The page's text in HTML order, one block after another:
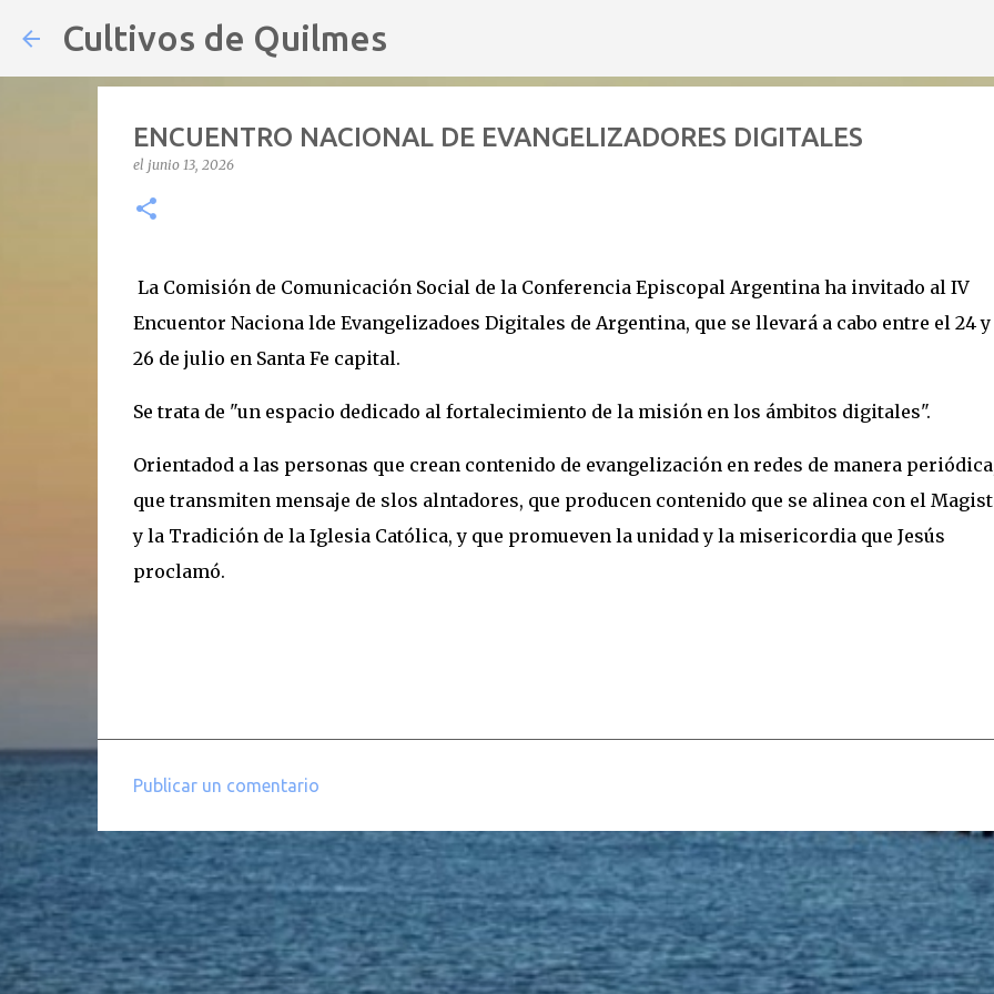
Cultivos de Quilmes
ENCUENTRO NACIONAL DE EVANGELIZADORES DIGITALES
el junio 13, 2026
La Comisión de Comunicación Social de la Conferencia Episcopal Argentina ha invitado al IV
Encuentor Naciona lde Evangelizadoes Digitales de Argentina, que se llevará a cabo entre el 24
26 de julio en Santa Fe capital.
Se trata de "un espacio dedicado al fortalecimiento de la misión en los ámbitos digitales".
Orientadod a las personas que crean contenido de evangelización en redes de manera
que transmiten mensaje de slos alntadores, que producen contenido que se alinea con el
y la Tradición de la Iglesia Católica, y que promueven la unidad y la misericordia que Jesús
proclamó.
o
m
e
n
t
Publicar un comentario